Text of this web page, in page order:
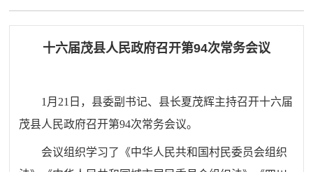
十六届茂县人民政府召开第94次常务会议
1月21日，县委副书记、县长夏茂辉主持召开十六届
茂县人民政府召开第94次常务会议。
会议组织学习了《中华人民共和国村民委员会组织